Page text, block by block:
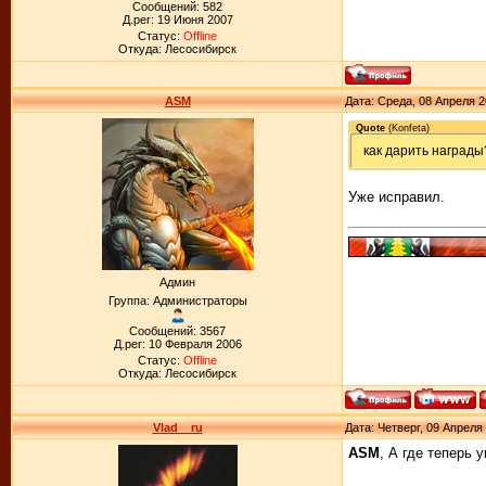
Сообщений: 582
Д.рег: 19 Июня 2007
Статус: Offline
Откуда: Лесосибирск
ASM Дата: Среда, 08 Апреля
Админ
Группа: Администраторы
Сообщений: 3567
Д.рег: 10 Февраля 2006
Статус: Offline
Откуда: Лесосибирск
Quote (Konfeta)
как дарить
Уже исправил.
Vlad__ru Дата: Четверг, 09
ASM , А где теперь